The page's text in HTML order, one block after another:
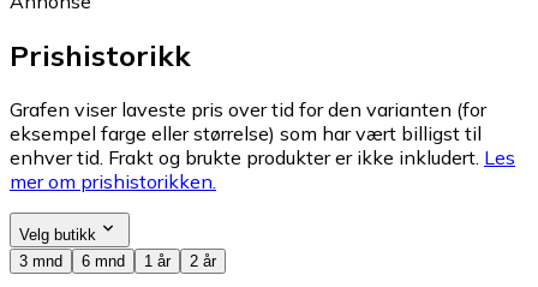
Prishistorikk
Grafen viser laveste pris over tid for den varianten (for
eksempel farge eller størrelse) som har vært billigst til
enhver tid. Frakt og brukte produkter er ikke inkludert. Les
mer om prishistorikken.
Velg butikk
3 mnd
6 mnd 1 år 2 år